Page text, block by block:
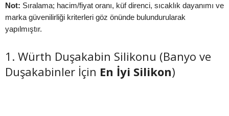
Not: Sıralama; hacim/fiyat oranı, küf direnci, sıcaklık dayanımı ve
marka güvenilirliği kriterleri göz önünde bulundurularak
yapılmıştır.
1. Würth Duşakabin Silikonu (Banyo ve
Duşakabinler İçin En İyi Silikon)